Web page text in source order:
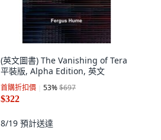
(英文圖書) The Vanishing of Tera
平裝版, Alpha Edition, 英文
首購折扣價 53%$697
$322
8/19 預計送達